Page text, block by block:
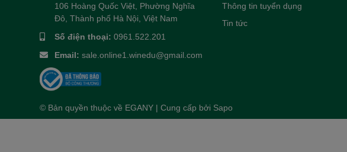
106 Hoàng Quốc Việt, Phường Nghĩa
Đô, Thành phố Hà Nội, Việt Nam
Số điện thoại: 0961.522.201
Email: sale.online1.winedu@gmail.com
Thông tin tuyển dụng
Tin tức
© Bản quyền thuộc về EGANY | Cung cấp bởi Sapo